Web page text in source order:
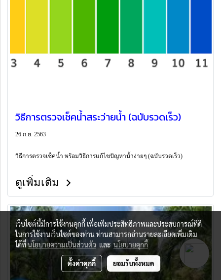
วิธีการตรวจเช็คน้ำสระว่ายน้ำ (ฉบับรวดเร็ว)
26 ก.ย. 2563
วิธีการตรวจเช็คน้ำ พร้อมวิธีการแก้ไขปัญหาน้ำง่ายๆ (ฉบับรวดเร็ว)
ดูเพิ่มเติม
เว็บไซต์นี้มีการใช้งานคุกกี้ เพื่อเพิ่มประสิทธิภาพและประสบการณ์ที่ดี
ในการใช้งานเว็บไซต์ของท่าน ท่านสามารถอ่านรายละเอียดเพิ่มเติม
ได้ที่นโยบายความเป็นส่วนตัว และนโยบายคุกกี้
ตั้งค่าคุกกี้ ยอมรับทั้งหมด